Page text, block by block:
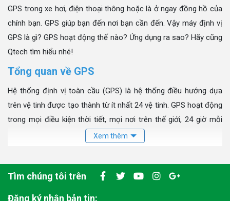
GPS trong xe hơi, điện thoại thông hoặc là ở ngay đồng hồ của
chính bạn. GPS giúp bạn đến nơi bạn cần đến. Vậy máy định vị
GPS là gì? GPS hoạt động thế nào? Ứng dụng ra sao? Hãy cũng
Qtech tìm hiểu nhé!
Tổng quan về GPS
Hệ thống định vị toàn cầu (GPS) là hệ thống điều hướng dựa
trên vệ tinh được tạo thành từ ít nhất 24 vệ tinh. GPS hoạt động
trong mọi điều kiện thời tiết, mọi nơi trên thế giới, 24 giờ mỗi
ngày, không mất phí thuê hoặc phí thiết lập sử dụng GPS. Bộ
đạo để sử dụng cho mục đích quân sự, nhưng trong những
năm 1980, những vệ tinh này đã có sẵn để sử dụng cho mục
Tìm chúng tôi trên
Đăng ký nhận bản tin: